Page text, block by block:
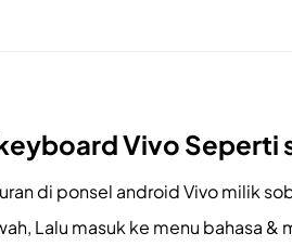
Vivo Seperti
di ponsel android Vivo milik
Lalu masuk ke menu bahasa &